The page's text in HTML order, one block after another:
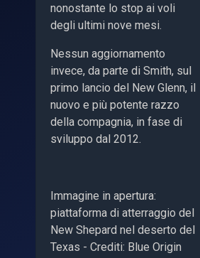
nonostante lo stop ai voli
degli ultimi nove mesi.
Nessun aggiornamento
invece, da parte di Smith, sul
primo lancio del New Glenn, il
nuovo e più potente razzo
della compagnia, in fase di
sviluppo dal 2012.
Immagine in apertura:
piattaforma di atterraggio del
New Shepard nel deserto del
Texas - Crediti: Blue Origin